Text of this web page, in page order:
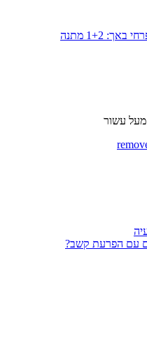
1+2 מתנה
מעל עשור
עם הפרעת קשב?